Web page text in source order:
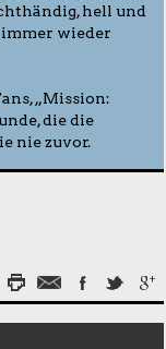
hell und
immer wieder
„Mission:
die die
nie zuvor.